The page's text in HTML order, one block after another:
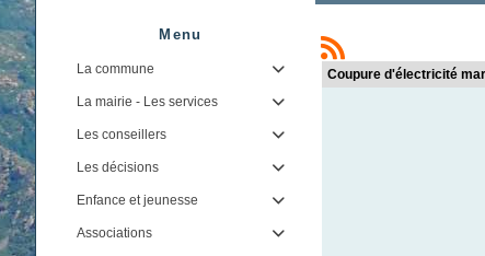
Menu
La commune 
La mairie - Les services 
Les conseillers 
Les décisions 
Enfance et jeunesse 
Associations 
Coupure d'électricité